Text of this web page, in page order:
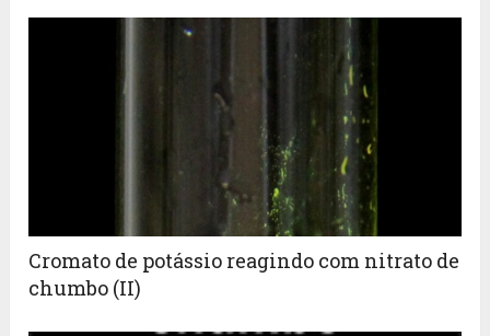
Cromato de potássio reagindo com nitrato de
chumbo (II)